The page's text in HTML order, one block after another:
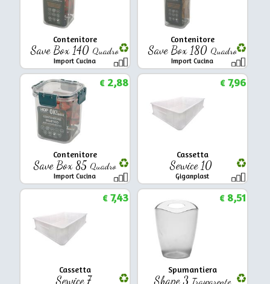
Contenitore
Save Box 140 Quadro
Import Cucina
Contenitore
Save Box 180 Quadro
Import Cucina
Contenitore
Save Box 85 Quadro
Import Cucina
€2,88
Cassetta
Service 10
Giganplast
€7,96
Cassetta
Service 7
€7,43
Spumantiera
Shape 3 Trasparente
€8,51